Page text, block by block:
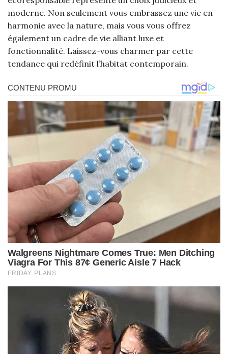
moderne. Non seulement vous embrassez une vie en
harmonie avec la nature, mais vous vous offrez
également un cadre de vie alliant luxe et
fonctionnalité. Laissez-vous charmer par cette
tendance qui redéfinit l’habitat contemporain.